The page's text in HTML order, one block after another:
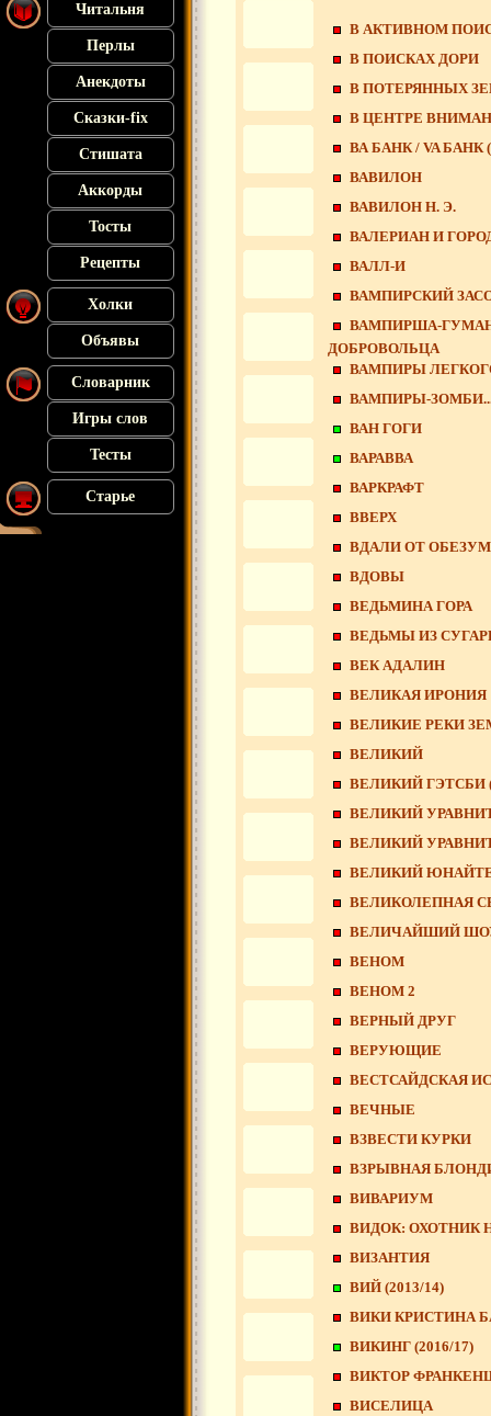
Читальня
Перлы
Анекдоты
Сказки-fix
Стишата
Аккорды
Тосты
Рецепты
Холки
Объявы
Словарник
Игры слов
Тесты
Старье
В АКТИВНОМ
В ПОИСКАХ ДОРИ
В ПОТЕРЯННЫХ
В ЦЕНТРЕ
ВА БАНК / VA БАНК
ВАВИЛОН
ВАВИЛОН Н. Э.
ВАЛЕРИАН И
ВАЛЛ-И
ВАМПИРСКИЙ
ВАМПИРША-
ДОБРОВОЛЬЦА
ВАМПИРЫ
ВАМПИРЫ-
ВАН ГОГИ
ВАРАВВА
ВАРКРАФТ
ВВЕРХ
ВДАЛИ ОТ
ВДОВЫ
ВЕДЬМИНА ГОРА
ВЕДЬМЫ ИЗ
ВЕК АДАЛИН
ВЕЛИКАЯ ИРОНИЯ
ВЕЛИКИЕ РЕКИ
ВЕЛИКИЙ
ВЕЛИКИЙ ГЭТСБИ
ВЕЛИКИЙ
ВЕЛИКИЙ
ВЕЛИКИЙ
ВЕЛИКОЛЕПНАЯ
ВЕЛИЧАЙШИЙ
ВЕНОМ
ВЕНОМ 2
ВЕРНЫЙ ДРУГ
ВЕРУЮЩИЕ
ВЕСТСАЙДСКАЯ
ВЕЧНЫЕ
ВЗВЕСТИ КУРКИ
ВЗРЫВНАЯ
ВИВАРИУМ
ВИДОК: ОХОТНИК
ВИЗАНТИЯ
ВИЙ (2013/14)
ВИКИ КРИСТИНА
ВИКИНГ (2016/17)
ВИКТОР
ВИСЕЛИЦА